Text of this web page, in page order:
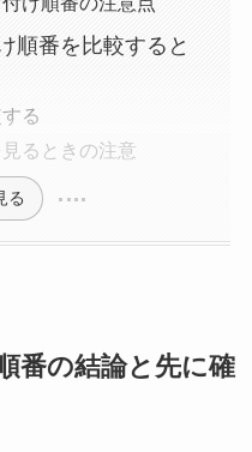
順番を比較すると
る
るときの注意
る
番の結論と先に確